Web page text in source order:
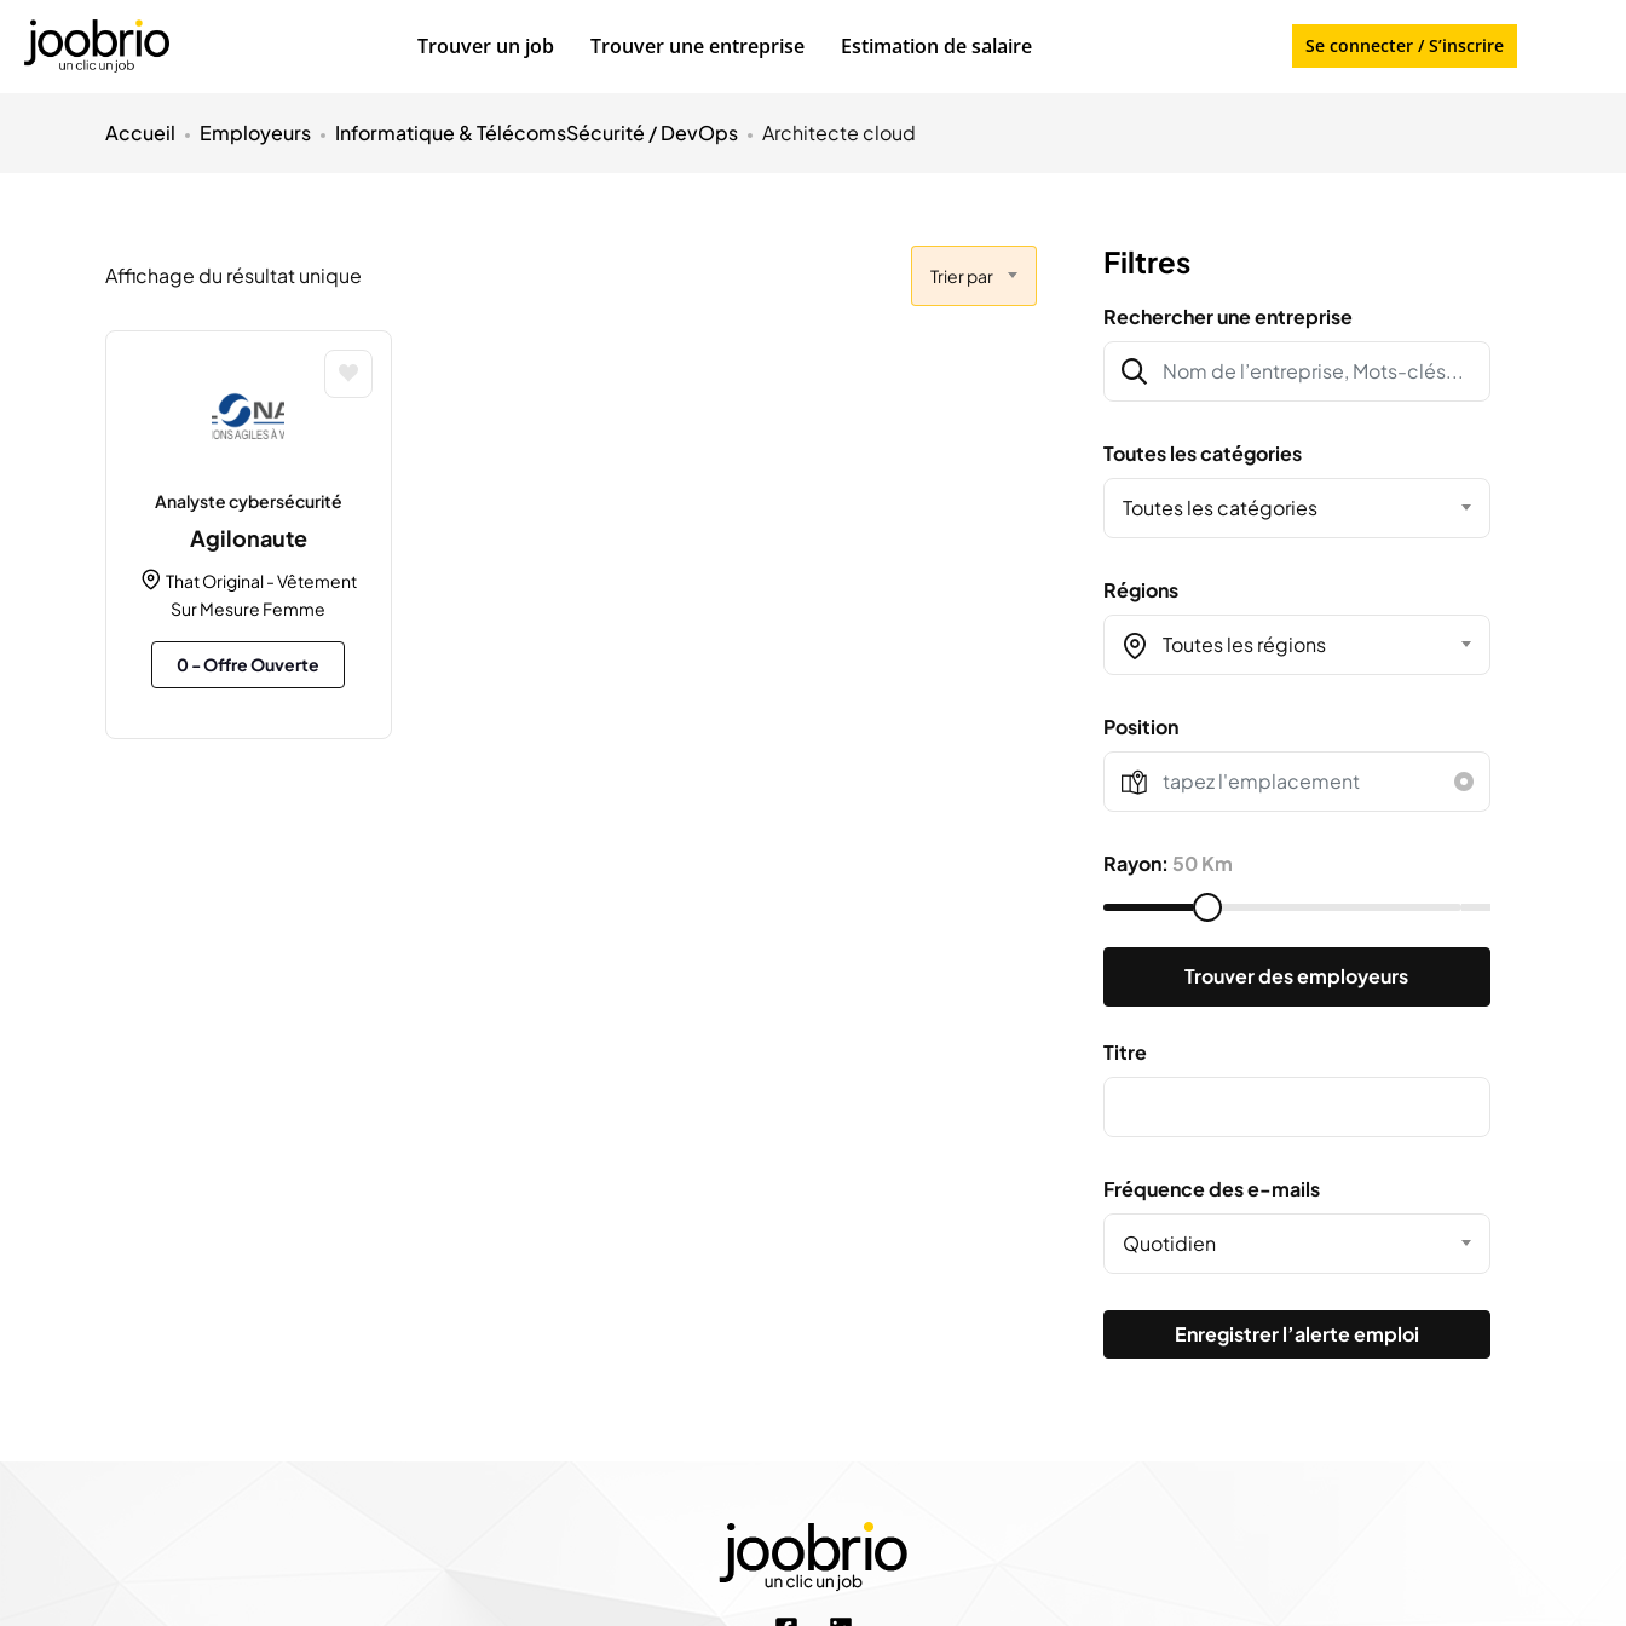
Trouver un job Trouver une entreprise Estimation de salaire Se connecter / S’inscrire
Accueil Employeurs Informatique & TélécomsSécurité / DevOps Architecte cloud
Affichage du résultat unique Trier par
Analyste cybersécurité
Agilonaute
That Original - Vêtement
Sur Mesure Femme
0- Offre Ouverte
Filtres
Rechercher une entreprise
Toutes les catégories
Toutes les catégories
Régions
Toutes les régions
Position
Rayon: 50 Km
Trouver des employeurs
Titre
Fréquence des e-mails
Quotidien
Enregistrer l’alerte emploi